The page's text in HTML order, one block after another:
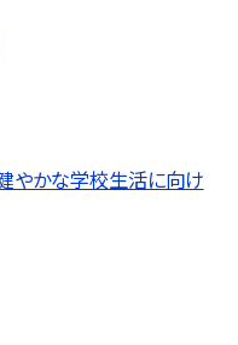
やかな学校生活に向け